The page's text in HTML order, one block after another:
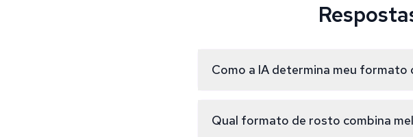
Como a IA determina meu
dos olhos, ponte nasal e proporções
Qual formato de rosto combina